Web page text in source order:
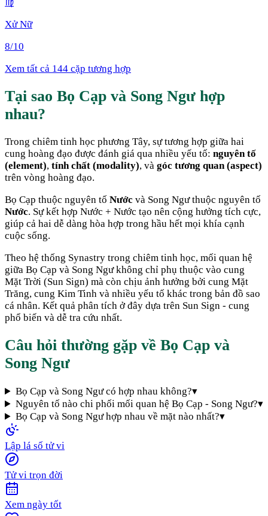
Xử Nữ
8/10
Xem tất cả 144 cặp tương hợp
Tại sao Bọ Cạp và Song Ngư hợp
nhau?
Trong chiêm tinh học phương Tây, sự tương hợp giữa hai
cung hoàng đạo được đánh giá qua nhiều yếu tố: nguyên tố
(element), tính chất (modality), và góc tương quan (aspect)
trên vòng hoàng đạo.
Bọ Cạp thuộc nguyên tố Nước và Song Ngưthuộc nguyên tố
Nước. Sự kết hợp Nước + Nước tạo nên cộng hưởng tích cực,
giúp cả hai dễ dàng hòa hợp trong hầu hết mọi khía cạnh
cuộc sống.
Theo hệ thống Synastry trong chiêm tinh học, mối quan hệ
giữa Bọ Cạp và Song Ngưkhông chỉ phụ thuộc vào cung
Mặt Trời (Sun Sign) mà còn chịu ảnh hưởng bởi cung Mặt
Trăng, cung Kim Tinh và nhiều yếu tố khác trong bản đồ sao
cá nhân. Kết quả phân tích ở đây dựa trên Sun Sign - cung
phổ biến và dễ tra cứu nhất.
Câu hỏi thường gặp về Bọ Cạp và
Song Ngư
Bọ Cạp và Song Ngư có hợp nhau không?▾
Nguyên tố nào chi phối mối quan hệ Bọ Cạp - Song Ngư?▾
Bọ Cạp và Song Ngư hợp nhau về mặt nào nhất?▾
Lập lá số tử vi
Tử vi trọn đời
Xem ngày tốt